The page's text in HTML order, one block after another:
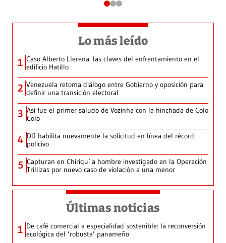
Lo más leído
1 Caso Alberto Llerena: las claves del enfrentamiento en el
edificio Hatillo
2 Venezuela retoma diálogo entre Gobierno y oposición para
definir una transición electoral
3 Así fue el primer saludo de Vozinha con la hinchada de Colo
Colo
4 DIJ habilita nuevamente la solicitud en línea del récord
policivo
5 Capturan en Chiriquí a hombre investigado en la Operación
Trillizas por nuevo caso de violación a una menor
Últimas noticias
1 De café comercial a especialidad sostenible: la reconversión
ecológica del ‘robusta’ panameño